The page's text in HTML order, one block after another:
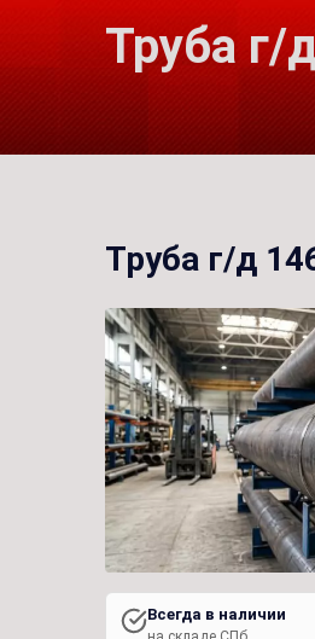
Труба г/
Труба г/д
Всегда в наличии